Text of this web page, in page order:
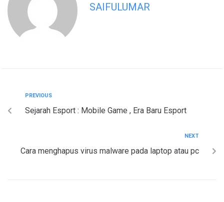
SAIFULUMAR
PREVIOUS
Sejarah Esport : Mobile Game , Era Baru Esport
NEXT
Cara menghapus virus malware pada laptop atau pc